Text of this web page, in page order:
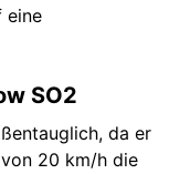
eine
SO2
da er
20 km/h die